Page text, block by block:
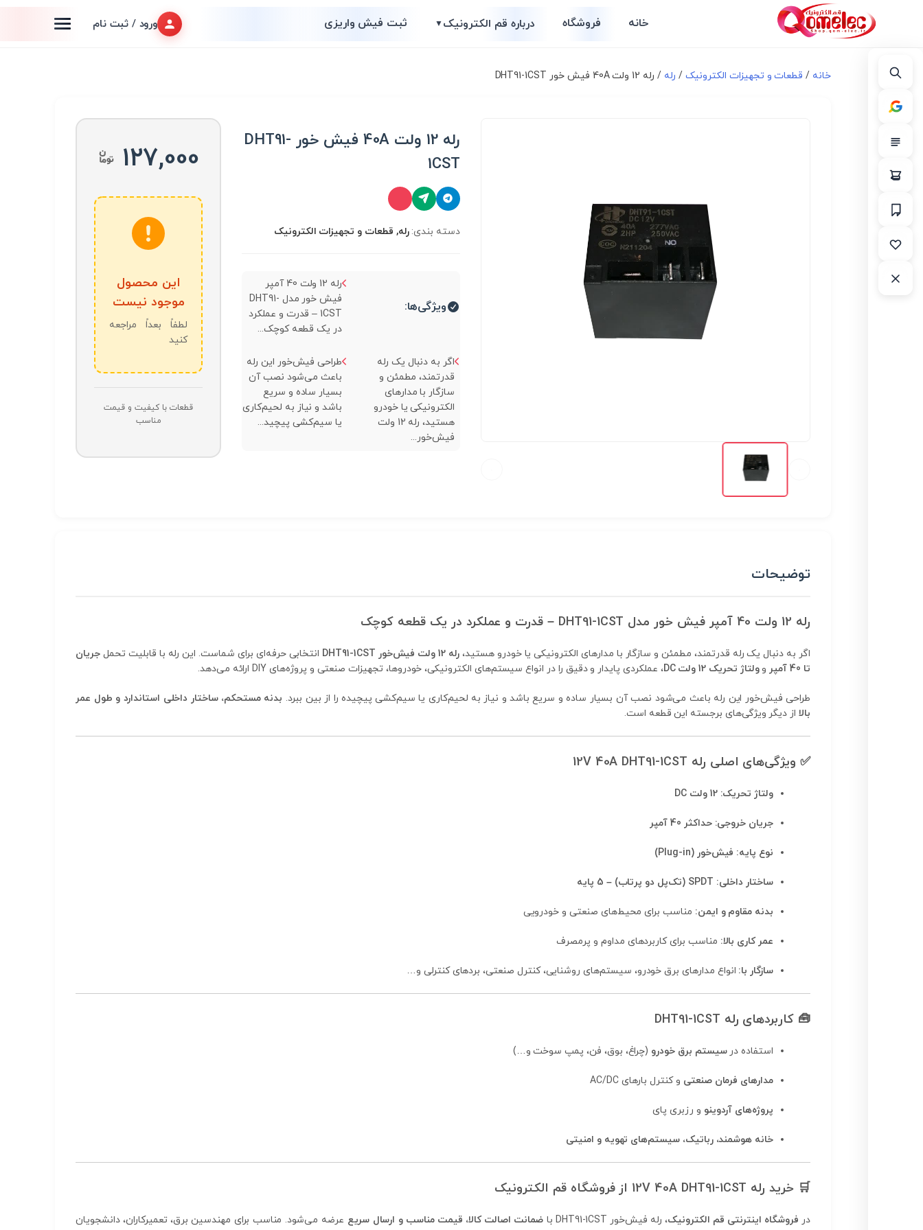
خانه فروشگاه درباره قم الکترونیک▼ ثبت فیش واریزی ورود / ثبت نام
خانه / قطعات و تجهیزات الکترونیک / رله / رله 12 ولت 40A فیش خور DHT91-1CST
رله 12 ولت 40A فیش خور DHT91-
1CST
دسته بندی: رله, قطعات و تجهیزات الکترونیک
ویژگی‌ها:
رله 12 ولت 40 آمپر
فیش خور مدل DHT91-
1CST – قدرت و عملکرد
در یک قطعه کوچک...
اگر به دنبال یک رله
قدرتمند، مطمئن و
سازگار با مدارهای
الکترونیکی یا خودرو
هستید، رله 12 ولت
فیش‌خور...
طراحی فیش‌خور این رله
باعث می‌شود نصب آن
بسیار ساده و سریع
باشد و نیاز به لحیم‌کاری
یا سیم‌کشی پیچید...
127,000
این محصول
موجود نیست
لطفاً بعداً مراجعه
کنید
قطعات با کیفیت و قیمت
مناسب
توضیحات
رله 12 ولت 40 آمپر فیش خور مدل DHT91-1CST – قدرت و عملکرد در یک قطعه کوچک
اگر به دنبال یک رله قدرتمند، مطمئن و سازگار با مدارهای الکترونیکی یا خودرو هستید، رله 12 ولت فیش‌خور DHT91-1CST انتخابی حرفه‌ای برای شماست. این رله با قابلیت تحمل جریان
تا 40 آمپر
وولتاژ تحریک 12 ولت DC ، عملکردی پایدار و دقیق را در انواع سیستم‌های الکترونیکی، خودروها، تجهیزات صنعتی و پروژه‌های DIY ارائه می‌دهد.
طراحی فیش‌خور این رله باعث می‌شود نصب آن بسیار ساده و سریع باشد و نیاز به لحیم‌کاری یا سیم‌کشی پیچیده را از بین ببرد. بدنه مستحکم، ساختار داخلی استاندارد و طول عمر
بالااز دیگر ویژگی‌های برجسته این قطعه است.
✅ ویژگی‌های اصلی رله 12V 40A DHT91-1CST
ولتاژ تحریک: 12 ولت DC
جریان خروجی: حداکثر 40 آمپر
نوع پایه: فیش‌خور (Plug-in)
ساختار داخلی: SPDT (تک‌پل دو پرتاب) – 5 پایه
بدنه مقاوم و ایمن: مناسب برای محیط‌های صنعتی و خودرویی
عمر کاری بالا: مناسب برای کاربردهای مداوم و پرمصرف
سازگار با: انواع مدارهای برق خودرو، سیستم‌های روشنایی، کنترل صنعتی، بردهای کنترلی و…
🧰 کاربردهای رله DHT91-1CST
استفاده درسیستم برق خودرو (چراغ، بوق، فن، پمپ سوخت و…)
مدارهای فرمان صنعتی و کنترل بارهای AC/DC
پروژه‌های آردوینو و رزبری پای
خانه هوشمند، رباتیک، سیستم‌های تهویه و امنیتی
🛒 خرید رله 12V 40A DHT91-1CST از فروشگاه قم الکترونیک
در فروشگاه اینترنتی قم الکترونیک، رله فیش‌خور DHT91-1CST با ضمانت اصالت کالا، قیمت مناسب و ارسال سریع عرضه می‌شود. مناسب برای مهندسین برق، تعمیرکاران، دانشجویان